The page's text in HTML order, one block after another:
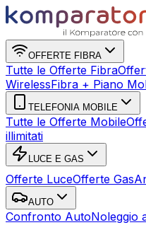
OFFERTE FIBRA
Tutte le Offerte Fibra
WirelessFibra + Piano
TELEFONIA MOBILE
Tutte le Offerte Mobile
illimitati
LUCE E GAS
Offerte LuceOfferte Gas
AUTO
Confronto AutoNoleggio